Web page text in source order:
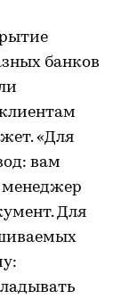
банков
«Для
вам
менеджер
Для